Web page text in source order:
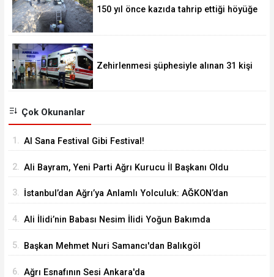
150 yıl önce kazıda tahrip ettiği höyüğe
Zehirlenmesi şüphesiyle alınan 31 kişi
Çok Okunanlar
1. Al Sana Festival Gibi Festival!
2. Ali Bayram, Yeni Parti Ağrı Kurucu İl Başkanı Oldu
3. İstanbul’dan Ağrı’ya Anlamlı Yolculuk: AĞKON’dan
4. Ali İlidi’nin Babası Nesim İlidi Yoğun Bakımda
5. Başkan Mehmet Nuri Samancı'dan Balıkgöl
6. Ağrı Esnafının Sesi Ankara'da